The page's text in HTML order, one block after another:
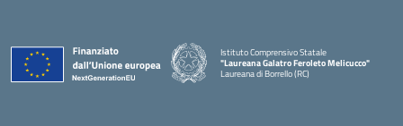
Istituto Comprensivo Statale
"Laureana Galatro Feroleto Melicucco"
Laureana di Borrello (RC)